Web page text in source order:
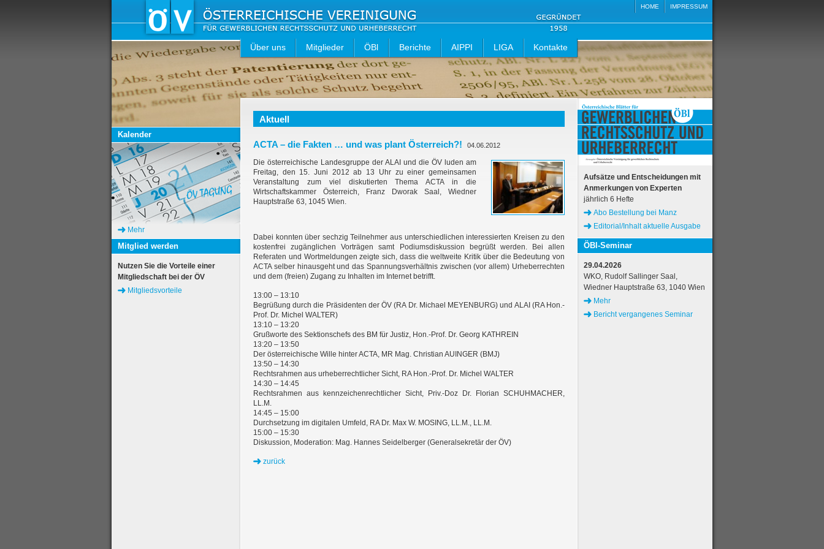
HOME IMPRESSUM
Über uns Mitglieder ÖBl Berichte AIPPI LIGA Kontakte
Aktuell
ACTA – die Fakten … und was plant Österreich?! 04.06.2012
Die österreichische Landesgruppe der ALAI und die ÖV luden am
Freitag, den 15. Juni 2012 ab 13 Uhr zu einer gemeinsamen
Veranstaltung zum viel diskutierten Thema ACTA in die
Wirtschaftskammer Österreich, Franz Dworak Saal, Wiedner
Hauptstraße 63, 1045 Wien.
Dabei konnten über sechzig Teilnehmer aus unterschiedlichen interessierten Kreisen zu den
kostenfrei zugänglichen Vorträgen samt Podiumsdiskussion begrüßt werden. Bei allen
Referaten und Wortmeldungen zeigte sich, dass die weltweite Kritik über die Bedeutung von
ACTA selber hinausgeht und das Spannungsverhältnis zwischen (vor allem) Urheberrechten
und dem (freien) Zugang zu Inhalten im Internet betrifft.
13:00 – 13:10
Begrüßung durch die Präsidenten der ÖV (RA Dr. Michael MEYENBURG) und ALAI (RA Hon.-
Prof. Dr. Michel WALTER)
13:10 – 13:20
Grußworte des Sektionschefs des BM für Justiz, Hon.-Prof. Dr. Georg KATHREIN
13:20 – 13:50
Der österreichische Wille hinter ACTA, MR Mag. Christian AUINGER (BMJ)
13:50 – 14:30
Rechtsrahmen aus urheberrechtlicher Sicht, RA Hon.-Prof. Dr. Michel WALTER
14:30 – 14:45
Rechtsrahmen aus kennzeichenrechtlicher Sicht, Priv.-Doz Dr. Florian SCHUHMACHER,
LL.M.
14:45 – 15:00
Durchsetzung im digitalen Umfeld, RA Dr. Max W. MOSING, LL.M., LL.M.
15:00 – 15:30
Diskussion, Moderation: Mag. Hannes Seidelberger (Generalsekretär der ÖV)
zurück
Kalender
Mehr
Mitglied werden
Nutzen Sie die Vorteile einer
Mitgliedschaft bei der ÖV
Mitgliedsvorteile
Aufsätze und Entscheidungen mit
Anmerkungen von Experten
jährlich 6 Hefte
Abo Bestellung bei Manz
Editorial/Inhalt aktuelle Ausgabe
ÖBl-Seminar
29.04.2026
WKO, Rudolf Sallinger Saal,
Wiedner Hauptstraße 63, 1040 Wien
Mehr
Bericht vergangenes Seminar